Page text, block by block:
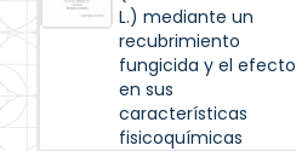
L.) mediante un
recubrimiento
fungicida y el efecto
en sus
características
fisicoquímicas